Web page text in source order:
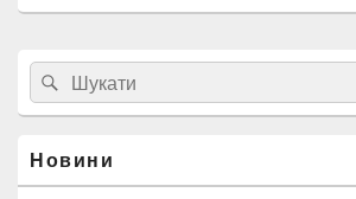
Головна
бокова
панель
віджетів
Search
for:
Пошук
Новини